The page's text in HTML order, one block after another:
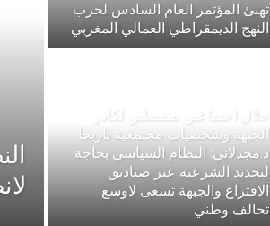
تهنئ المؤتمر العام السادس لحزب
النهج الديمقراطي العمالي المغربي
خلال اجتماعين منفصلين لكادر
الجبهة وشخصيات مجتمعية باريحا
د.مجدلاني: النظام السياسي بحاجة
لتجديد الشرعية عبر صناديق
الاقتراع والجبهة تسعى لاوسع
تحالف وطني